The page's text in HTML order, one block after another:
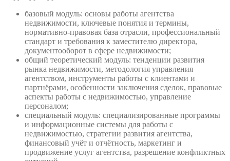
базовый модуль: основы работы агентства
недвижимости, ключевые понятия и термины,
нормативно-правовая база отрасли, профессиональный
стандарт и требования к заместителю директора,
документооборот в сфере недвижимости;
общий теоретический модуль: тенденции развития
рынка недвижимости, методология управления
агентством, инструменты работы с клиентами и
партнёрами, особенности заключения сделок, правовые
аспекты работы с недвижимостью, управление
персоналом;
специальный модуль: специализированные программы
и информационные системы для работы с
недвижимостью, стратегии развития агентства,
финансовый учёт и отчётность, маркетинг и
продвижение услуг агентства, разрешение конфликтных